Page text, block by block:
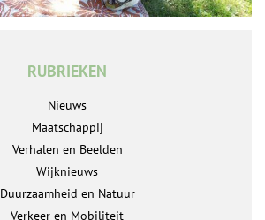
RUBRIEKEN
Nieuws
Maatschappij
Verhalen en Beelden
Wijknieuws
Duurzaamheid en Natuur
Verkeer en Mobiliteit